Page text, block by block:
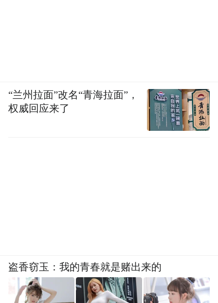
“兰州拉面”改名“青海拉面”，
权威回应来了
盗香窃玉：我的青春就是赌出来的